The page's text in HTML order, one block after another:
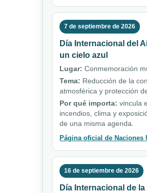
7 de septiembre de 2026
Día Internacional del
un cielo azul
Lugar: Conmemoración
Tema: Reducción de la
atmosférica y protección
Por qué importa: vincula
incendios, clima y
de una misma agenda.
Página oficial de Naciones
16 de septiembre de 2026
Día Internacional de